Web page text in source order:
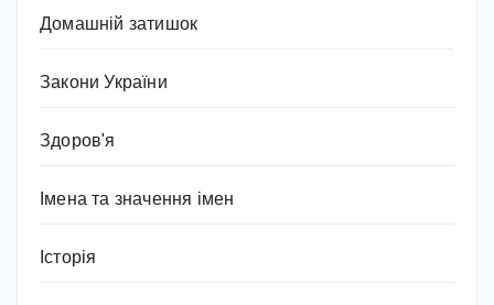
Домашній затишок
Закони України
Здоров'я
Імена та значення імен
Історія